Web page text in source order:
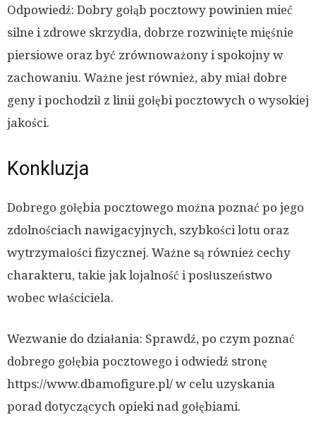
Odpowiedź: Dobry gołąb pocztowy powinien mieć
silne i zdrowe skrzydła, dobrze rozwinięte mięśnie
piersiowe oraz być zrównoważony i spokojny w
zachowaniu. Ważne jest również, aby miał dobre
geny i pochodził z linii gołębi pocztowych o wysokiej
jakości.
Konkluzja
Dobrego gołębia pocztowego można poznać po jego
zdolnościach nawigacyjnych, szybkości lotu oraz
wytrzymałości fizycznej. Ważne są również cechy
charakteru, takie jak lojalność i posłuszeństwo
wobec właściciela.
Wezwanie do działania: Sprawdź, po czym poznać
dobrego gołębia pocztowego i odwiedź stronę
https://www.dbamofigure.pl/ w celu uzyskania
porad dotyczących opieki nad gołębiami.